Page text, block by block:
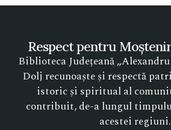
Respect pentru
Biblioteca Județeană
Dolj recunoaște și respectă
istoric și spiritual al
contribuit, de-a lungul
acestei regiuni.